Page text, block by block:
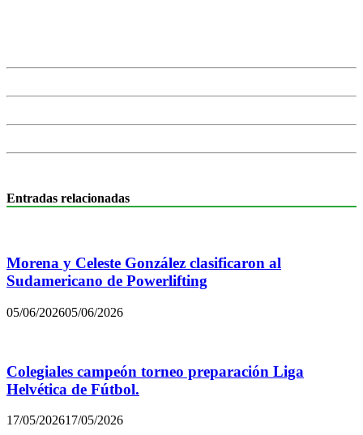
Entradas relacionadas
Morena y Celeste González clasificaron al
Sudamericano de Powerlifting
05/06/202605/06/2026
Colegiales campeón torneo preparación Liga
Helvética de Fútbol.
17/05/202617/05/2026